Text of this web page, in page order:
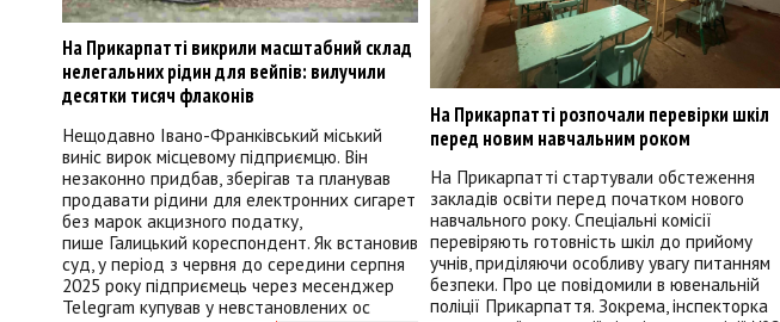
На Прикарпатті викрили масштабний склад
нелегальних рідин для вейпів: вилучили
десятки тисяч флаконів
Нещодавно Івано-Франківський міський
виніс вирок місцевому підприємцю. Він
незаконно придбав, зберігав та планував
продавати рідини для електронних сигарет
без марок акцизного податку,
пише Галицький кореспондент. Як встановив
суд, у період з червня до середини серпня
2025 року підприємець через месенджер
Telegram купував у невстановлених ос
На Прикарпатті розпочали перевірки шкіл
перед новим навчальним роком
На Прикарпатті стартували обстеження
закладів освіти перед початком нового
навчального року. Спеціальні комісії
перевіряють готовність шкіл до прийому
учнів, приділяючи особливу увагу питанням
безпеки. Про це повідомили в ювенальній
поліції Прикарпаття. Зокрема, інспекторка